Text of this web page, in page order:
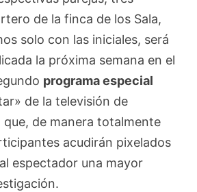
de la finca de los Sala,
solo con las iniciales, será
la próxima semana en el
programa especial
de la televisión de
de manera totalmente
acudirán pixelados
espectador una mayor